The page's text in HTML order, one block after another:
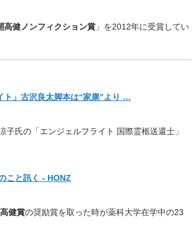
高健ノンフィクション賞 」を2012年に受賞してい
」 古沢良太脚本は“家康”より …
子氏の「エンジェルフライト 国際霊柩送還士」
こと訊く - HONZ
健賞の奨励賞を取った時が薬科大学在学中の23